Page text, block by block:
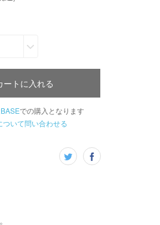
ートに入れる
BASEでの購入となります
ついて問い合わせる